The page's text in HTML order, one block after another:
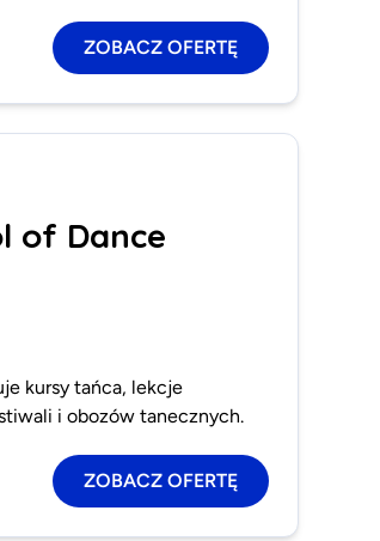
ZOBACZ OFERTĘ
of Dance
kursy tańca, lekcje
i obozów tanecznych.
ZOBACZ OFERTĘ